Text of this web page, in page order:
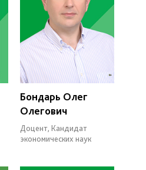
Бондарь Олег
Олегович
Доцент, Кандидат
экономических наук